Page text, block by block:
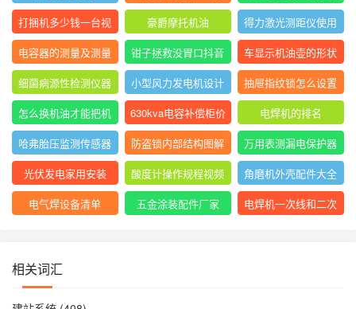
网
前十
打捆机多少钱一台视
频
豪爵摩托机油
得力激光测距仪使用
方法
电容器的测量及测量
结果怎么写
钳子拯救没胃口抖音
车显示机油壶的形状
是什么意思
细菌病源性检测仪器
是什么
小型风力发电机设计
与制作
抽屉指纹锁怎么设置
指纹
怎么换机油才能把机
油放干净
630kva电容补偿柜价
格
电焊机的排名
哈弗胎压监测传感器
防盗锁内部结构图解
图片
万用表测漏电保护器
短路怎么回事
光伏发电家用安装 酸度计操作规程视频
角磨机外壳配件大全
电气焊设备清单
五金涂装配件厂家
电焊机一次线和二次
相关词汇